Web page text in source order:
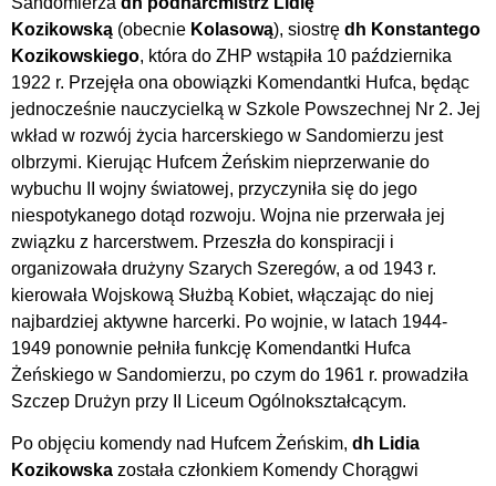
Kozikowską (obecnie Kolasową), siostrę dh Konstantego
Kozikowskiego, która do ZHP wstąpiła 10 października
1922 r. Przejęła ona obowiązki Komendantki Hufca, będąc
jednocześnie nauczycielką w Szkole Powszechnej Nr 2. Jej
wkład w rozwój życia harcerskiego w Sandomierzu jest
olbrzymi. Kierując Hufcem Żeńskim nieprzerwanie do
wybuchu II wojny światowej, przyczyniła się do jego
niespotykanego dotąd rozwoju. Wojna nie przerwała jej
związku z harcerstwem. Przeszła do konspiracji i
organizowała drużyny Szarych Szeregów, a od 1943 r.
kierowała Wojskową Służbą Kobiet, włączając do niej
najbardziej aktywne harcerki. Po wojnie, w latach 1944-
1949 ponownie pełniła funkcję Komendantki Hufca
Żeńskiego w Sandomierzu, po czym do 1961 r. prowadziła
Szczep Drużyn przy II Liceum Ogólnokształcącym.
Po objęciu komendy nad Hufcem Żeńskim, dh Lidia
Kozikowska została członkiem Komendy Chorągwi